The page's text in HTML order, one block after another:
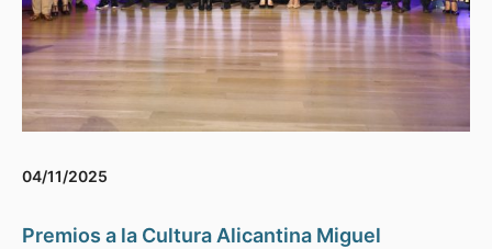
04/11/2025
Premios a la Cultura Alicantina Miguel